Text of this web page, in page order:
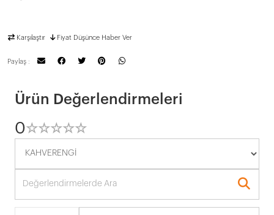
Karşılaştır Fiyat Düşünce Haber Ver
Paylaş :
Ürün Değerlendirmeleri
0☆☆☆☆☆
★★★★★